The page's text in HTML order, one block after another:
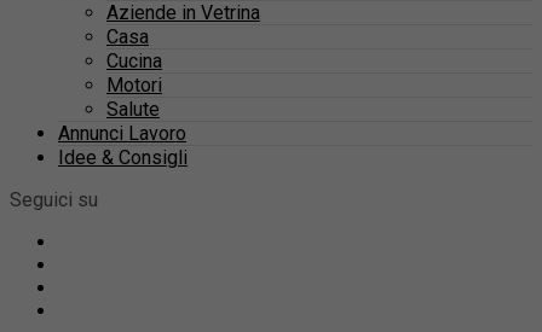
Aziende in Vetrina
Casa
Cucina
Motori
Salute
Annunci Lavoro
Idee & Consigli
Seguici su